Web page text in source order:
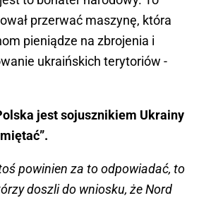
przerwać maszynę, która
pieniądze na zbrojenia i
ukraińskich terytoriów -
jest sojusznikiem Ukrainy
powinien za to odpowiadać, to
doszli do wniosku, że Nord